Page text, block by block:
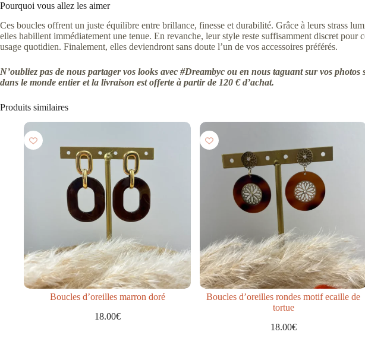
Pourquoi vous allez les aimer
Ces boucles offrent un juste équilibre entre brillance, finesse et durabilité. Grâce à leurs strass
elles habillent immédiatement une tenue. En revanche, leur style reste suffisamment discret pour
usage quotidien. Finalement, elles deviendront sans doute l’un de vos accessoires préférés.
N’oubliez pas de nous partager vos looks avec #Dreambyc ou en nous taguant sur vos
dans le monde entier et la livraison est offerte à partir de 120 € d’achat.
Produits similaires
Boucles d’oreilles marron doré
18.00€
Boucles d’oreilles rondes motif ecaille de
tortue
18.00€